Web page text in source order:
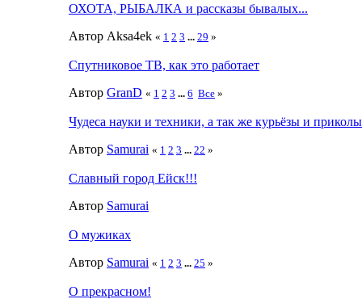
ОХОТА, РЫБАЛКА и рассказы бывалых...
Автор Aksa4ek « 1 2 3 ... 29 »
Спутниковое ТВ, как это работает
Автор GranD « 1 2 3 ... 6 Все »
Чудеса науки и техники, а так же курьёзы и
Автор Samurai « 1 2 3 ... 22 »
Славный город Ейск!!!
Автор Samurai
О мужиках
Автор Samurai « 1 2 3 ... 25 »
О прекрасном!